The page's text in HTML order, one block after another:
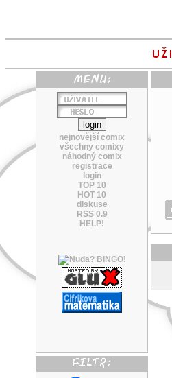
nejnovější comix
všechny comixy
náhodný comix
registrace
login
TOP 10
HOT 10
diskuse
RSS 0.9
HELP!